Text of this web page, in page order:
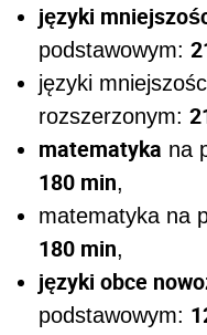
języki
podstawowym:
języki
rozszerzonym:
matematyka na
180 min,
matematyka na
180 min,
języki obce
podstawowym: